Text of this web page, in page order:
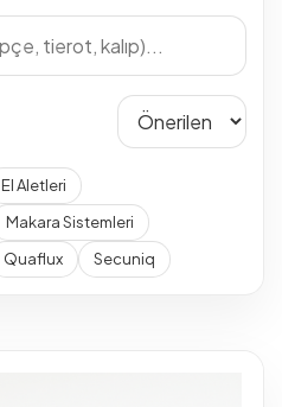
El Aletleri
Makara Sistemleri
Quaflux Secuniq